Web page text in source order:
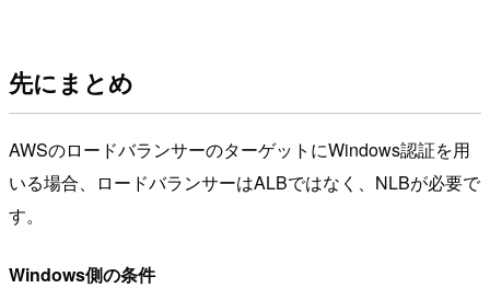
先にまとめ
AWSのロードバランサーのターゲットにWindows認証を用
いる場合、ロードバランサーはALBではなく、NLBが必要で
す。
Windows側の条件